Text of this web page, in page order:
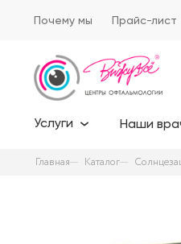
Почему мы Прайс-лист
Услуги Наши
Главная Каталог